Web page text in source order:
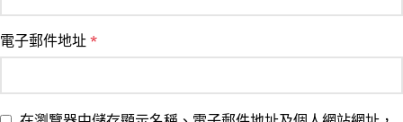
電子郵件地址 *